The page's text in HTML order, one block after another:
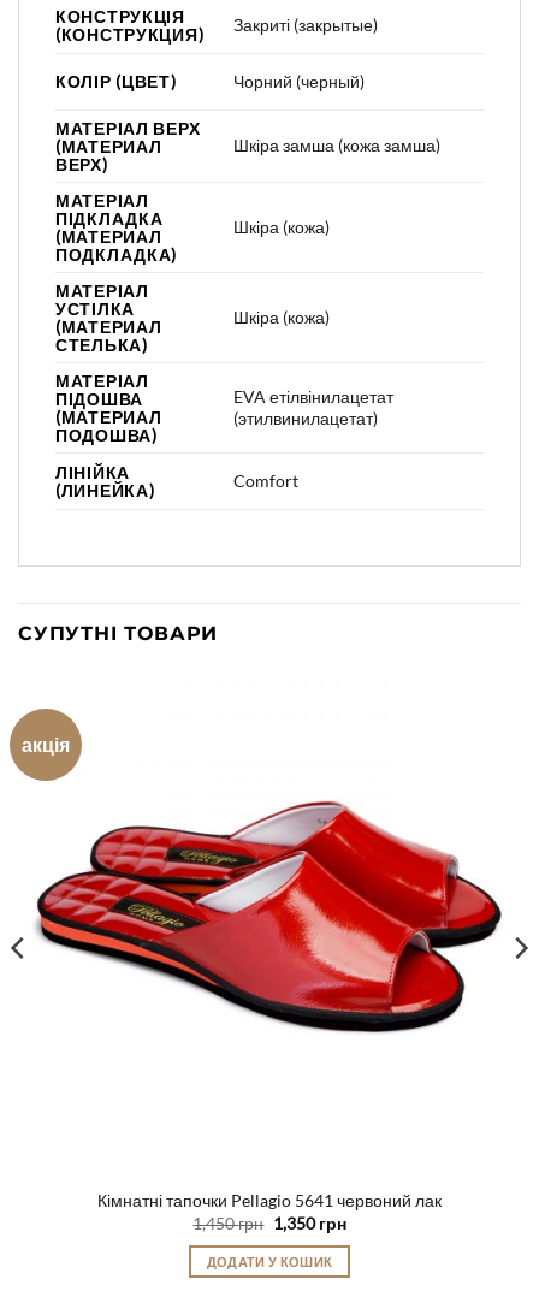
КОНСТРУКЦІЯ
(КОНСТРУКЦИЯ)
Закриті (закрытые)
КОЛІР (ЦВЕТ) Чорний (черный)
МАТЕРІАЛ ВЕРХ
(МАТЕРИАЛ
ВЕРХ)
Шкіра замша (кожа замша)
МАТЕРІАЛ
ПІДКЛАДКА
(МАТЕРИАЛ
ПОДКЛАДКА)
Шкіра (кожа)
МАТЕРІАЛ
УСТІЛКА
(МАТЕРИАЛ
СТЕЛЬКА)
Шкіра (кожа)
МАТЕРІАЛ
ПІДОШВА
(МАТЕРИАЛ
ПОДОШВА)
EVA етілвінилацетат
(этилвинилацетат)
ЛІНІЙКА
(ЛИНЕЙКА)
Comfort
СУПУТНІ ТОВАРИ
акція
Кімнатні тапочки Pellagio 5641 червоний лак
1,450грн Оригінальна
ціна:
1,450 грн.
1,350грнПоточна
1,350 грн.
ДОДАТИ У КОШИК